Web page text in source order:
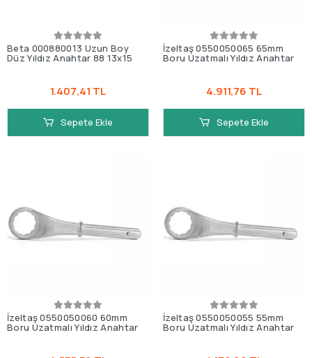
Beta 000880013 Uzun Boy
Düz Yıldız Anahtar 88 13x15
1.407,41 TL
Sepete Ekle
İzeltaş 0550050065 65mm
Boru Uzatmalı Yıldız Anahtar
4.911,76 TL
Sepete Ekle
İzeltaş 0550050060 60mm
Boru Uzatmalı Yıldız Anahtar
İzeltaş 0550050055 55mm
Boru Uzatmalı Yıldız Anahtar